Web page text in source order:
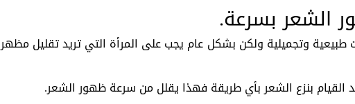
الشعر بسرعة.
طبيعية وتجميلية ولكن بشكل عام يجب على المرأة التي تريد تقليل مظهر
القيام بنزع الشعر بأي طريقة فهذا يقلل من سرعة ظهور الشعر.